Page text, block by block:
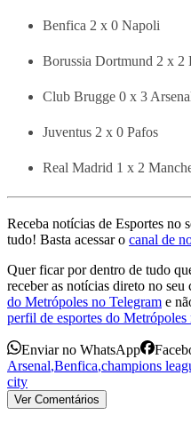
Benfica 2 x 0 Napoli
Borussia Dortmund 2 x 2
Club Brugge 0 x 3
Juventus 2 x 0 Pafos
Real Madrid 1 x 2
Receba notícias de Esportes no
tudo! Basta acessar o canal de
Quer ficar por dentro de tudo
receber as notícias direto no seu
do Metrópoles no Telegram e
perfil de esportes do Metrópoles
Enviar no WhatsApp
Arsenal,Benfica,champions
city
Ver Comentários